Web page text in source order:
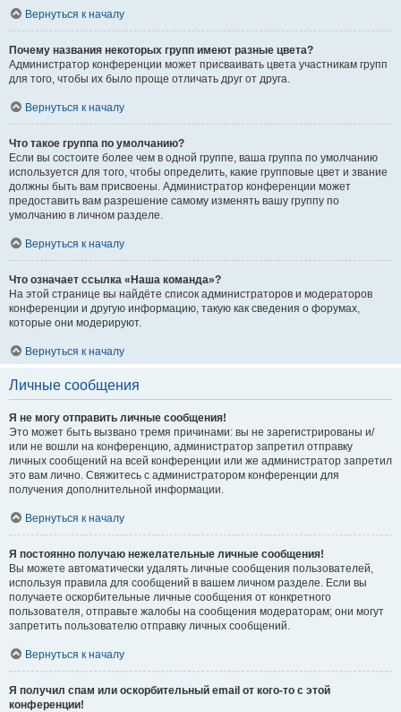
Вернуться к началу
Почему названия некоторых групп имеют разные цвета?
Администратор конференции может присваивать цвета участникам групп
для того, чтобы их было проще отличать друг от друга.
Вернуться к началу
Что такое группа по умолчанию?
Если вы состоите более чем в одной группе, ваша группа по умолчанию
используется для того, чтобы определить, какие групповые цвет и звание
должны быть вам присвоены. Администратор конференции может
предоставить вам разрешение самому изменять вашу группу по
умолчанию в личном разделе.
Вернуться к началу
Что означает ссылка «Наша команда»?
На этой странице вы найдёте список администраторов и модераторов
конференции и другую информацию, такую как сведения о форумах,
которые они модерируют.
Вернуться к началу
Личные сообщения
Я не могу отправить личные сообщения!
Это может быть вызвано тремя причинами: вы не зарегистрированы и/
или не вошли на конференцию, администратор запретил отправку
личных сообщений на всей конференции или же администратор запретил
это вам лично. Свяжитесь с администратором конференции для
получения дополнительной информации.
Вернуться к началу
Я постоянно получаю нежелательные личные сообщения!
Вы можете автоматически удалять личные сообщения пользователей,
используя правила для сообщений в вашем личном разделе. Если вы
получаете оскорбительные личные сообщения от конкретного
пользователя, отправьте жалобы на сообщения модераторам; они могут
запретить пользователю отправку личных сообщений.
Вернуться к началу
Я получил спам или оскорбительный email от кого-то с этой
конференции!